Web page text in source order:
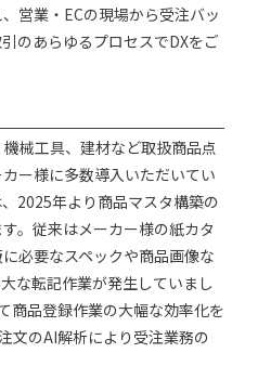
営業・ECの現場から受注バッ
のあらゆるプロセスでDXをご
械工具、建材など取扱商品点
ー様に多数導入いただいてい
2025年より商品マスタ構築の
。従来はメーカー様の紙カタ
必要なスペックや商品画像な
な転記作業が発生していまし
品登録作業の大幅な効率化を
文のAI解析により受注業務の